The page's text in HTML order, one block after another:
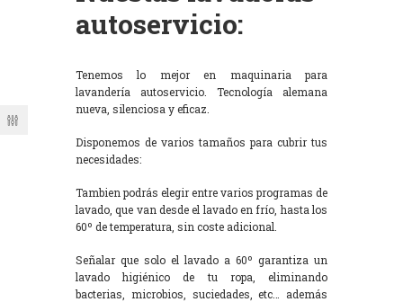
autoservicio:
Tenemos lo mejor en maquinaria para
lavandería autoservicio. Tecnología alemana
nueva, silenciosa y eficaz.
Disponemos de varios tamaños para cubrir tus
necesidades:
Tambien podrás elegir entre varios programas de
lavado, que van desde el lavado en frío, hasta los
60º de temperatura, sin coste adicional.
Señalar que solo el lavado a 60º garantiza un
lavado higiénico de tu ropa, eliminando
bacterias, microbios, suciedades, etc… además